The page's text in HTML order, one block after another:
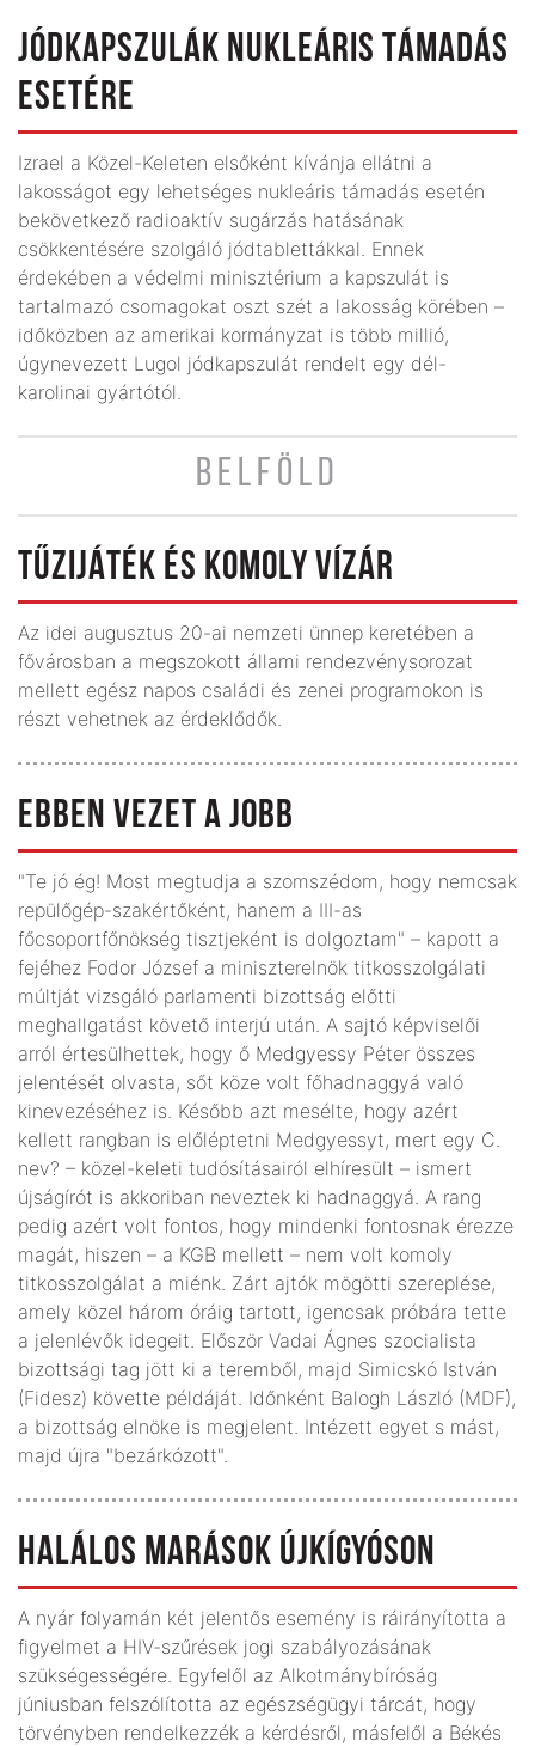
JÓDKAPSZULÁK NUKLEÁRIS TÁMADÁS
ESETÉRE
Izrael a Közel-Keleten elsőként kívánja ellátni a
lakosságot egy lehetséges nukleáris támadás esetén
bekövetkező radioaktív sugárzás hatásának
csökkentésére szolgáló jódtablettákkal. Ennek
érdekében a védelmi minisztérium a kapszulát is
tartalmazó csomagokat oszt szét a lakosság körében –
időközben az amerikai kormányzat is több millió,
úgynevezett Lugol jódkapszulát rendelt egy dél-
karolinai gyártótól.
BELFÖLD
TŰZIJÁTÉK ÉS KOMOLY VÍZÁR
Az idei augusztus 20-ai nemzeti ünnep keretében a
fővárosban a megszokott állami rendezvénysorozat
mellett egész napos családi és zenei programokon is
részt vehetnek az érdeklődők.
EBBEN VEZET A JOBB
"Te jó ég! Most megtudja a szomszédom, hogy nemcsak
repülőgép-szakértőként, hanem a III-as
főcsoportfőnökség tisztjeként is dolgoztam" – kapott a
fejéhez Fodor József a miniszterelnök titkosszolgálati
múltját vizsgáló parlamenti bizottság előtti
meghallgatást követő interjú után. A sajtó képviselői
arról értesülhettek, hogy ő Medgyessy Péter összes
jelentését olvasta, sőt köze volt főhadnaggyá való
kinevezéséhez is. Később azt mesélte, hogy azért
kellett rangban is előléptetni Medgyessyt, mert egy C.
nev? – közel-keleti tudósításairól elhíresült – ismert
újságírót is akkoriban neveztek ki hadnaggyá. A rang
pedig azért volt fontos, hogy mindenki fontosnak érezze
magát, hiszen – a KGB mellett – nem volt komoly
titkosszolgálat a miénk. Zárt ajtók mögötti szereplése,
amely közel három óráig tartott, igencsak próbára tette
a jelenlévők idegeit. Először Vadai Ágnes szocialista
bizottsági tag jött ki a teremből, majd Simicskó István
(Fidesz) követte példáját. Időnként Balogh László (MDF),
a bizottság elnöke is megjelent. Intézett egyet s mást,
majd újra "bezárkózott".
HALÁLOS MARÁSOK ÚJKÍGYÓSON
A nyár folyamán két jelentős esemény is ráirányította a
figyelmet a HIV-szűrések jogi szabályozásának
szükségességére. Egyfelől az Alkotmánybíróság
júniusban felszólította az egészségügyi tárcát, hogy
törvényben rendelkezzék a kérdésről, másfelől a Békés